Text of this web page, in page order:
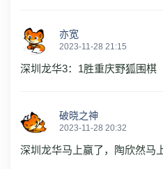
亦宽
2023-11-28 21:15
深圳龙华3：1胜重庆野狐围棋
破晓之神
2023-11-28 20:32
深圳龙华马上赢了，陶欣然马